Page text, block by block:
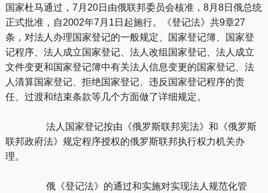
国家杜马通过，7月20日由俄联邦委员会核准，8月8日俄总统
正式批准，自2002年7月1日起施行。《登记法》共9章27
条，对法人办理国家登记的一般规定、国家登记簿、国家登
记程序、法人成立国家登记、法人改组国家登记、法人成立
文件变更和国家登记簿中有关法人信息变更的国家登记、法
人清算国家登记、拒绝国家登记、违反国家登记程序的责
任、过渡和结束条款等几个方面做了详细规定。
法人国家登记按由《俄罗斯联邦宪法》和《俄罗斯
联邦政府法》规定程序授权的俄罗斯联邦执行权力机关办
理。
俄《登记法》的通过和实施对实现法人规范化管